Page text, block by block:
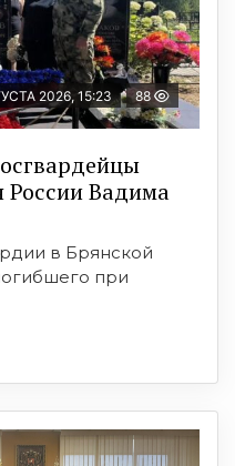
2026, 15:23 88
России Вадима
в Брянской
при